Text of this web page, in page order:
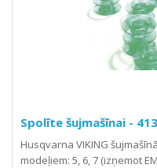
Spolīte šujmašīnai -
Husqvarna VIKING
modeļiem: 5, 6, 7 (izņemot